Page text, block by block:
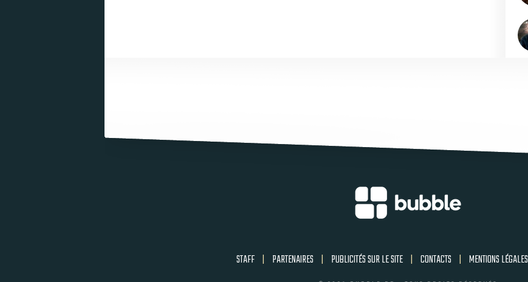
STAFF | PARTENAIRES | PUBLICITÉS SUR LE SITE | CONTACTS | MENTIONS LÉGALES